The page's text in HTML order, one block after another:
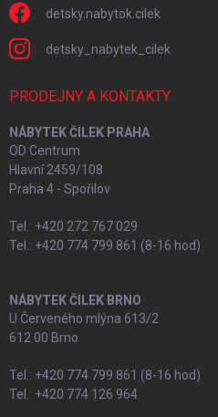
detsky.nabytok.cilek
detsky_nabytek_cilek
PRODEJNY A KONTAKTY
NÁBYTEK ČILEK PRAHA
OD Centrum
Hlavní 2459/108
Praha 4 - Spořilov
Tel.: +420 272 767 029
Tel.: +420 774 799 861 (8-16 hod)
NÁBYTEK ČILEK BRNO
U Červeného mlýna 613/2
612 00 Brno
Tel.: +420 774 799 861 (8-16 hod)
Tel.: +420 774 126 964